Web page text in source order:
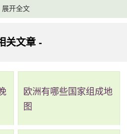
。
展开全文
关文章 -
欧洲有哪些国家组成地
图